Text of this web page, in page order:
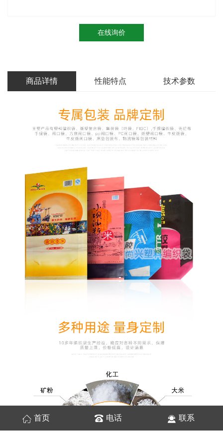
在线询价
商品详情 性能特点 技术参数
首页 电话 联系